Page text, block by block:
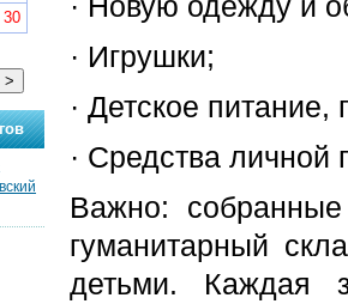
· Игрушки;
· Детское питание,
· Средства личной
Важно:
гуманитарный
детьми. Каждая
30
>